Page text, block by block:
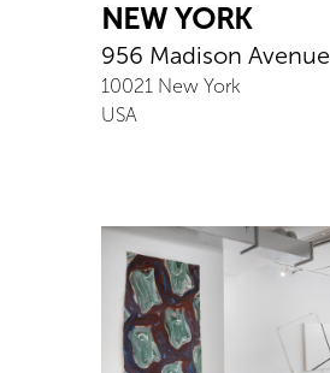
NEW YORK
956 Madison Avenue
10021 New York
USA